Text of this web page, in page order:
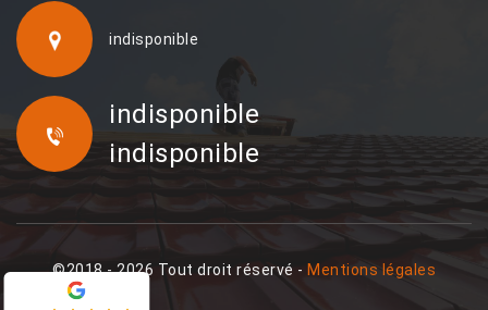
indisponible
indisponible
indisponible
©2018 - 2026 Tout droit réservé - Mentions légales